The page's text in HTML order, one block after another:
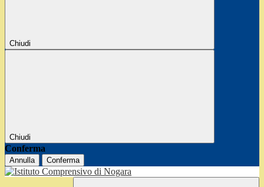
Chiudi
Chiudi
Conferma
Annulla Conferma